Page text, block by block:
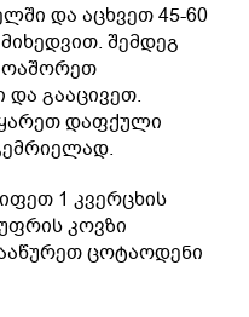
და აცხვეთ 45-60
შემდეგ
და გააცივეთ.
დაფქული
1 კვერცხის
კოვზი
ცოტაოდენი